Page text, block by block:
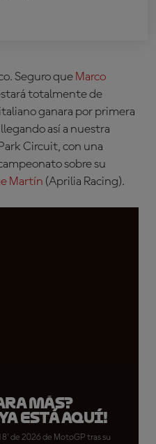
Seguro que Marco
totalmente de
ganara por primera
así a nuestra
Circuit, con una
sobre su
Martín (Aprilia Racing).
más?
está aquí!
de 2026 de MotoGP tras su